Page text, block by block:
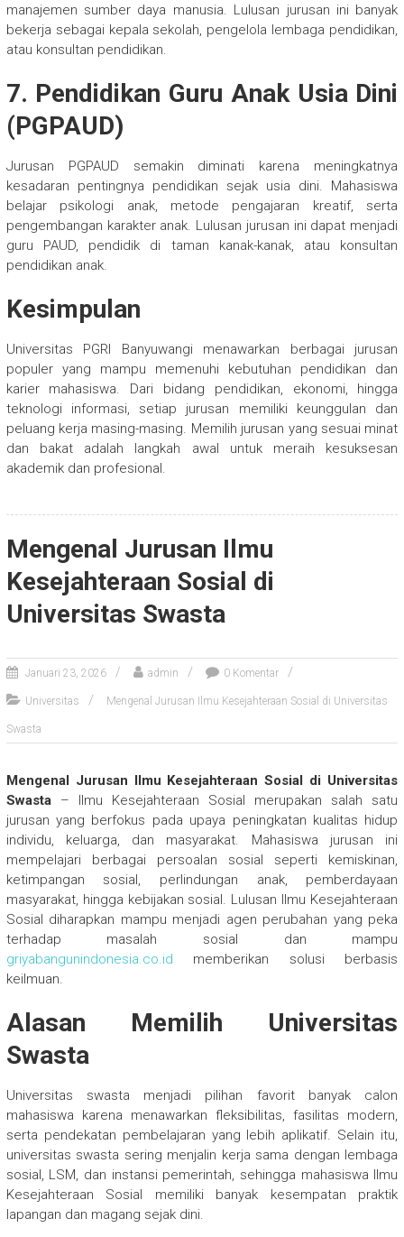
manajemen sumber daya manusia. Lulusan jurusan ini banyak
bekerja sebagai kepala sekolah, pengelola lembaga pendidikan,
atau konsultan pendidikan.
7. Pendidikan Guru Anak Usia Dini
(PGPAUD)
Jurusan PGPAUD semakin diminati karena meningkatnya
kesadaran pentingnya pendidikan sejak usia dini. Mahasiswa
belajar psikologi anak, metode pengajaran kreatif, serta
pengembangan karakter anak. Lulusan jurusan ini dapat menjadi
guru PAUD, pendidik di taman kanak-kanak, atau konsultan
pendidikan anak.
Kesimpulan
Universitas PGRI Banyuwangi menawarkan berbagai jurusan
populer yang mampu memenuhi kebutuhan pendidikan dan
karier mahasiswa. Dari bidang pendidikan, ekonomi, hingga
teknologi informasi, setiap jurusan memiliki keunggulan dan
peluang kerja masing-masing. Memilih jurusan yang sesuai minat
dan bakat adalah langkah awal untuk meraih kesuksesan
akademik dan profesional.
Mengenal Jurusan Ilmu
Kesejahteraan Sosial di
Universitas Swasta
Januari 23, 2026 admin 0 Komentar
Universitas Mengenal Jurusan Ilmu Kesejahteraan Sosial di Universitas
Swasta
Mengenal Jurusan Ilmu Kesejahteraan Sosial di Universitas
Swasta– Ilmu Kesejahteraan Sosial merupakan salah satu
jurusan yang berfokus pada upaya peningkatan kualitas hidup
individu, keluarga, dan masyarakat. Mahasiswa jurusan ini
mempelajari berbagai persoalan sosial seperti kemiskinan,
ketimpangan sosial, perlindungan anak, pemberdayaan
masyarakat, hingga kebijakan sosial. Lulusan Ilmu Kesejahteraan
Sosial diharapkan mampu menjadi agen perubahan yang peka
terhadap masalah sosial dan mampu
griyabangunindonesia.co.id memberikan solusi berbasis
keilmuan.
Alasan Memilih Universitas
Swasta
Universitas swasta menjadi pilihan favorit banyak calon
mahasiswa karena menawarkan fleksibilitas, fasilitas modern,
serta pendekatan pembelajaran yang lebih aplikatif. Selain itu,
universitas swasta sering menjalin kerja sama dengan lembaga
sosial, LSM, dan instansi pemerintah, sehingga mahasiswa Ilmu
Kesejahteraan Sosial memiliki banyak kesempatan praktik
lapangan dan magang sejak dini.